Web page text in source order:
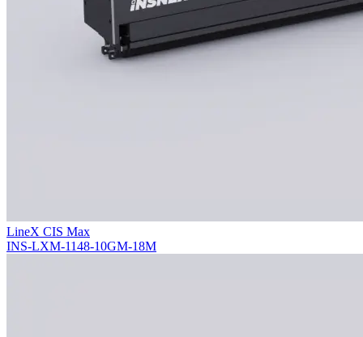
LineX CIS Max
INS-LXM-1148-10GM-18M